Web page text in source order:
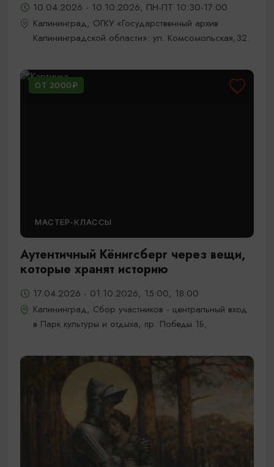
10.04.2026 - 10.10.2026, ПН-ПТ 10:30-17:00
Калининград, ОГКУ «Государственный архив
Калининградской области»: ул. Комсомольская,32.
ОТ 2000₽
МАСТЕР-КЛАССЫ
Аутентичный Кёнигсберг через вещи,
которые хранят историю
17.04.2026 - 01.10.2026, 15:00, 18:00
Калининград, Сбор участников - центральный вход
в Парк культуры и отдыха, пр. Победы 1Б,